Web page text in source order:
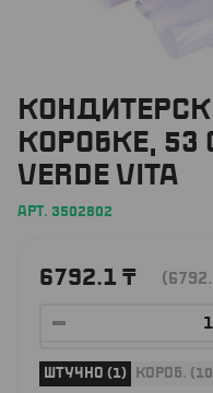
КОРОБКЕ,
VERDE VITA
АРТ. 3502802
6792.1 ₸
ШТУЧНО (1) КОРОБ.